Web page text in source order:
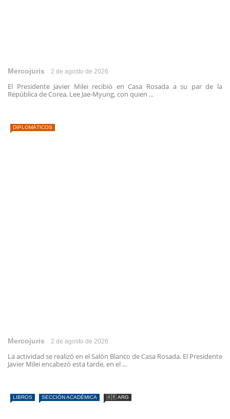
Mercojuris 2 de agosto de 2026
El Presidente Javier Milei recibió en Casa Rosada a su par de la
República de Corea, Lee Jae-Myung, con quien ...
DIPLOMÁTICOS
Mercojuris 2 de agosto de 2026
La actividad se realizó en el Salón Blanco de Casa Rosada. El Presidente
Javier Milei encabezó esta tarde, en el ...
LIBROS SECCIÓN ACADÉMICA 🇦🇷 ARG